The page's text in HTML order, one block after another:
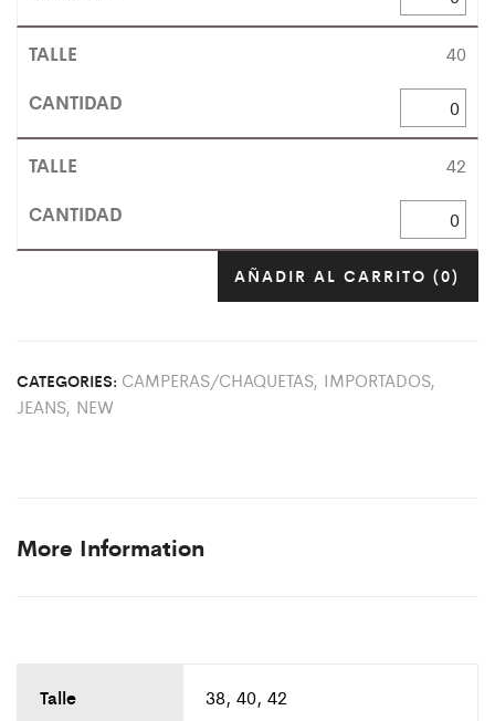
40
42
AÑADIR AL CARRITO (0)
CATEGORIES: CAMPERAS/CHAQUETAS, IMPORTADOS,
JEANS, NEW
More Information
Talle 38, 40, 42